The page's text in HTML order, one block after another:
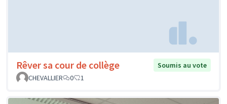
Rêver sa cour de collège
Soumis au vote
CHEVALLIER
0 1